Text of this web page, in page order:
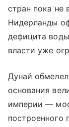
стран пока не
Нидерланды
дефицита
власти уже
Дунай
основания
империи —
построенного